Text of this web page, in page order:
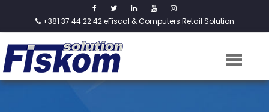
+381 37 44 22 42 eFiscal & Computers Retail Solution